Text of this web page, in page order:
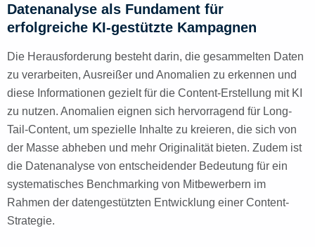
Datenanalyse als Fundament für
erfolgreiche KI-gestützte Kampagnen
Die Herausforderung besteht darin, die gesammelten Daten
zu verarbeiten, Ausreißer und Anomalien zu erkennen und
diese Informationen gezielt für die Content-Erstellung mit KI
zu nutzen. Anomalien eignen sich hervorragend für Long-
Tail-Content, um spezielle Inhalte zu kreieren, die sich von
der Masse abheben und mehr Originalität bieten. Zudem ist
die Datenanalyse von entscheidender Bedeutung für ein
systematisches Benchmarking von Mitbewerbern im
Rahmen der datengestützten Entwicklung einer Content-
Strategie.